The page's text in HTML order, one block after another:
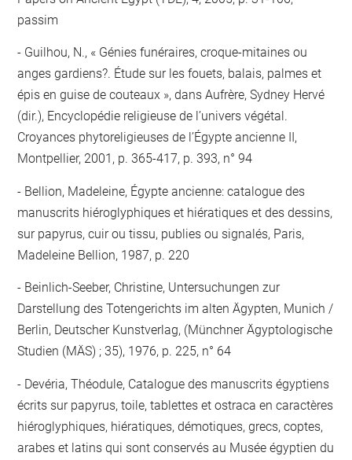
passim
Guilhou, N., « Génies funéraires, croque-mitaines ou
anges gardiens?. Étude sur les fouets, balais, palmes et
épis en guise de couteaux », dans Aufrère, Sydney Hervé
(dir.), Encyclopédie religieuse de l’univers végétal.
Croyances phytoreligieuses de l’Égypte ancienne II,
Montpellier, 2001, p. 365-417, p. 393, n° 94
Bellion, Madeleine, Égypte ancienne: catalogue des
manuscrits hiéroglyphiques et hiératiques et des dessins,
sur papyrus, cuir ou tissu, publies ou signalés, Paris,
Madeleine Bellion, 1987, p. 220
Beinlich-Seeber, Christine, Untersuchungen zur
Darstellung des Totengerichts im alten Ägypten, Munich /
Berlin, Deutscher Kunstverlag, (Münchner Ägyptologische
Studien (MÄS) ; 35), 1976, p. 225, n° 64
Devéria, Théodule, Catalogue des manuscrits égyptiens
écrits sur papyrus, toile, tablettes et ostraca en caractères
hiéroglyphiques, hiératiques, démotiques, grecs, coptes,
arabes et latins qui sont conservés au Musée égyptien du